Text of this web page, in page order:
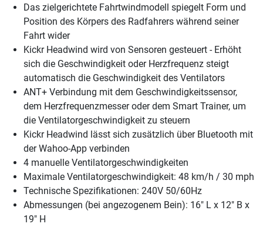
Das zielgerichtete Fahrtwindmodell spiegelt Form und
Position des Körpers des Radfahrers während seiner
Fahrt wider
Kickr Headwind wird von Sensoren gesteuert - Erhöht
sich die Geschwindigkeit oder Herzfrequenz steigt
automatisch die Geschwindigkeit des Ventilators
ANT+ Verbindung mit dem Geschwindigkeitssensor,
dem Herzfrequenzmesser oder dem Smart Trainer, um
die Ventilatorgeschwindigkeit zu steuern
Kickr Headwind lässt sich zusätzlich über Bluetooth mit
der Wahoo-App verbinden
4 manuelle Ventilatorgeschwindigkeiten
Maximale Ventilatorgeschwindigkeit: 48 km/h / 30 mph
Technische Spezifikationen: 240V 50/60Hz
Abmessungen (bei angezogenem Bein): 16" L x 12" B x
19" H